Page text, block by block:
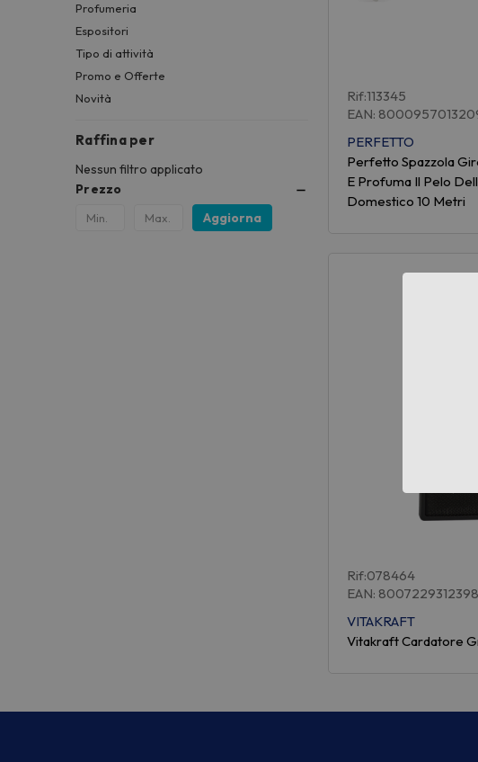
Profumeria
Espositori
Tipo di attività
Promo e Offerte
Novità
Raffina per
Nessun filtro applicato
Prezzo
Aggiorna
Rif:113345
EAN:
PERFETTO
Perfetto Spazzola
E Profuma Il Pelo
Domestico 10 Metri
Rif:078464
EAN: 8007229312398
VITAKRAFT
Vitakraft Cardatore